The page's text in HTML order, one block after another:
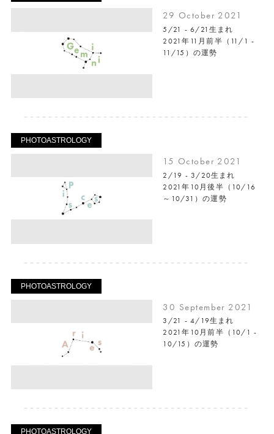
29 October 2021
5/21 - 6/21生まれ
2021年11月前半（11/1 -
11/15）の運勢
PHOTOASTROLOGY
15 October 2021
2/19 - 3/20生まれ
2021年10月後半（10/16
～10/31）の運勢
PHOTOASTROLOGY
30 September 2021
3/21 - 4/19生まれ
2021年10月前半（10/1 -
10/15）の運勢
PHOTOASTROLOGY